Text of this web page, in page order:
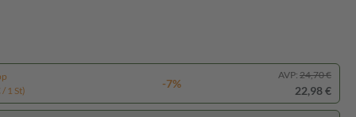
1 St)
-7%
AVP: 24,70 €
22,98 €